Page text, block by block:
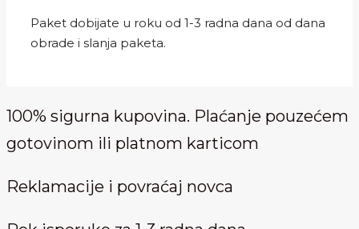
Paket dobijate u roku od 1-3 radna dana od dana
obrade i slanja paketa.
100% sigurna kupovina. Plaćanje pouzećem
gotovinom ili platnom karticom
Reklamacije i povraćaj novca